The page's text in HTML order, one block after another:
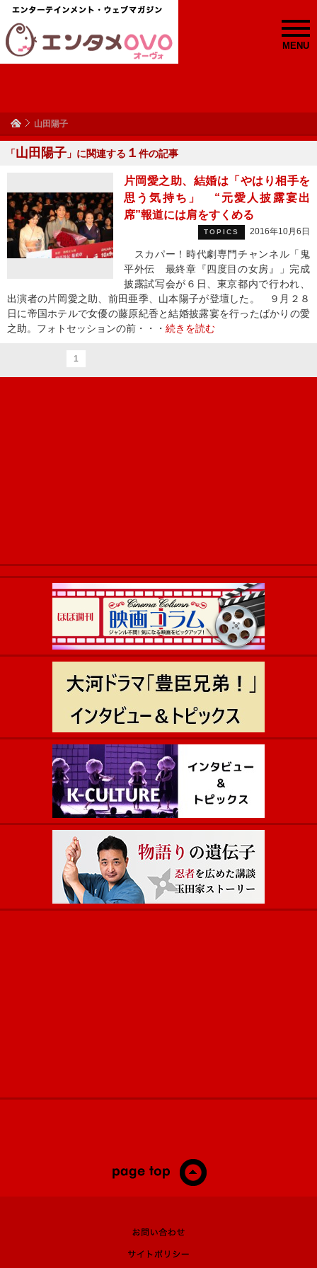
MENU
山田陽子
「山田陽子 」に関連する １ 件の記事
片岡愛之助、結婚は「やはり相手を
思う気持ち」 “元愛人披露宴出
席”報道には肩をすくめる
TOPICS 2016年10月6日
スカパー！時代劇専門チャンネル「鬼
平外伝 最終章『四度目の女房』」完成
披露試写会が６日、東京都内で行われ、
出演者の片岡愛之助、前田亜季、山本陽子が登壇した。 ９月２８
日に帝国ホテルで女優の藤原紀香と結婚披露宴を行ったばかりの愛
之助。フォトセッションの前・・・ 続きを読む
1